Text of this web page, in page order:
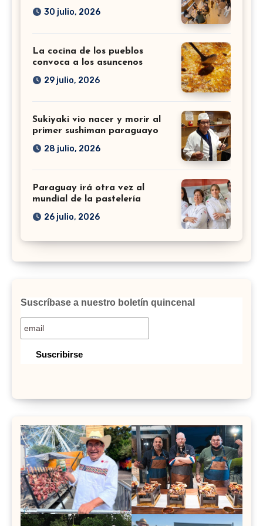
30 julio, 2026
La cocina de los pueblos
convoca a los asuncenos
29 julio, 2026
Sukiyaki vio nacer y morir al
primer sushiman paraguayo
28 julio, 2026
Paraguay irá otra vez al
mundial de la pastelería
26 julio, 2026
Suscríbase a nuestro boletín quincenal